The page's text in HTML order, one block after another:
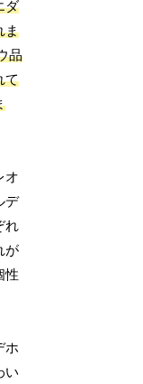
ダ
ま
品
て
オ
デ
れ
が
性
ホ
い